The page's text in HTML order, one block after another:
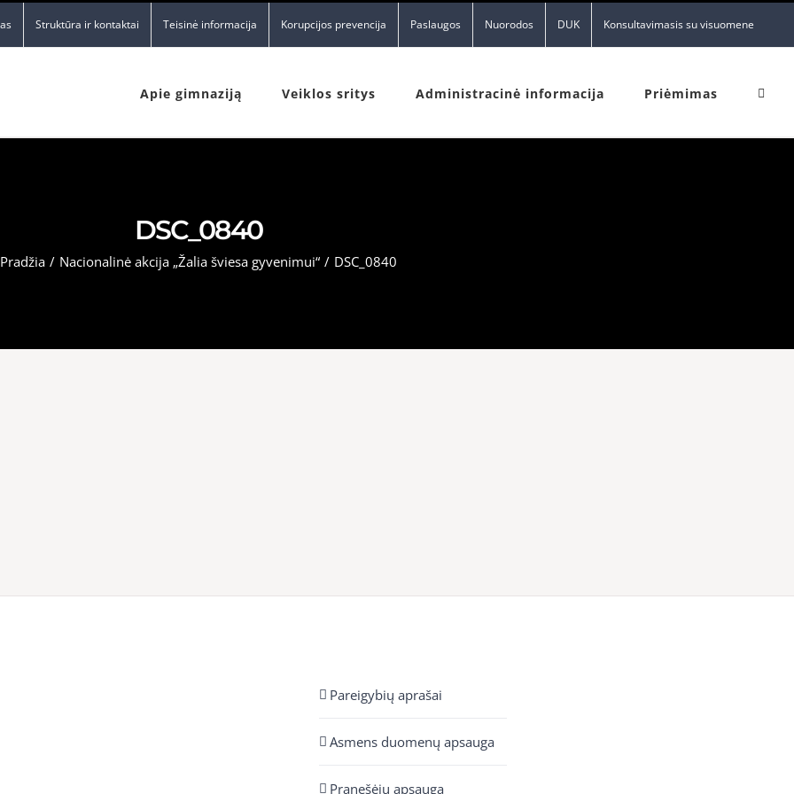
Struktūra ir kontaktai Teisinė informacija Korupcijos prevencija Paslaugos Nuorodos DUK Konsultavimasis su visuomene
Apie gimnaziją Veiklos sritys Administracinė informacija Priėmimas
DSC_0840
Pradžia / Nacionalinė akcija „Žalia šviesa gyvenimui“ / DSC_0840
Pareigybių aprašai
Asmens duomenų apsauga
Pranešėjų apsauga